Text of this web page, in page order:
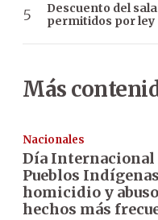
Descuento del
permitidos por ley
Más
Nacionales
Día Internacional
Pueblos
homicidio y
hechos más